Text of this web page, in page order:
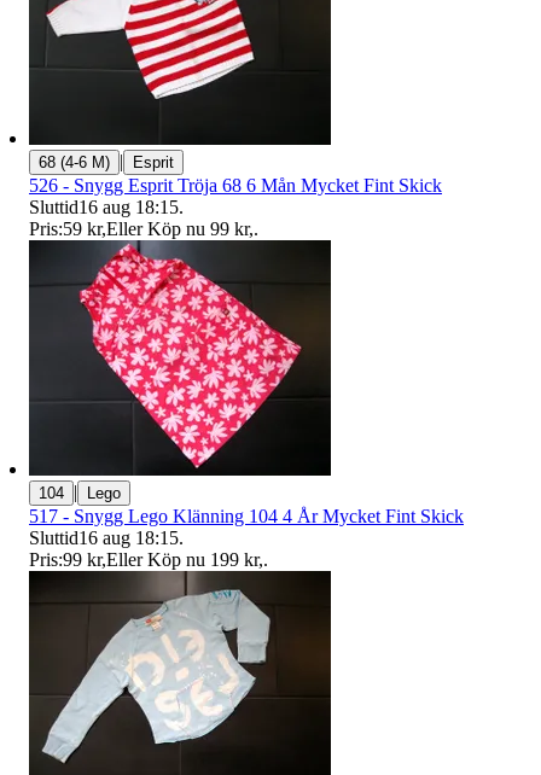
68 (4-6 M) | Esprit
526 - Snygg Esprit Tröja 68 6 Mån Mycket Fint Skick
Sluttid16 aug 18:15.
Pris:59 kr,Eller Köp nu 99 kr,.
104 | Lego
517 - Snygg Lego Klänning 104 4 År Mycket Fint Skick
Sluttid16 aug 18:15.
Pris:99 kr,Eller Köp nu 199 kr,.